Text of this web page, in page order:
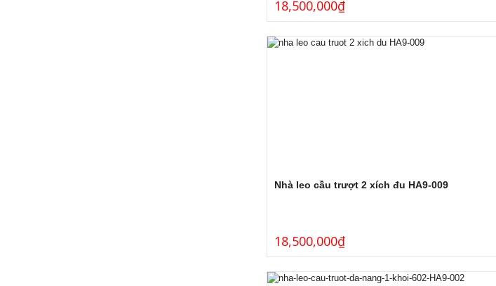
18,500,000₫
Nhà leo cầu trượt 2 xích đu HA9-009
18,500,000₫